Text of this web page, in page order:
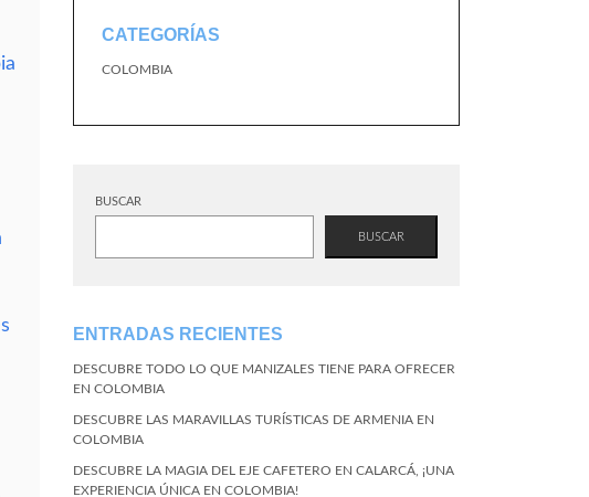
CATEGORÍAS
COLOMBIA
BUSCAR
BUSCAR
ENTRADAS RECIENTES
DESCUBRE TODO LO QUE MANIZALES TIENE PARA OFRECER
EN COLOMBIA
DESCUBRE LAS MARAVILLAS TURÍSTICAS DE ARMENIA EN
COLOMBIA
DESCUBRE LA MAGIA DEL EJE CAFETERO EN CALARCÁ, ¡UNA
EXPERIENCIA ÚNICA EN COLOMBIA!